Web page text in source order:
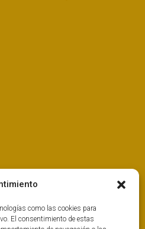
como las cookies para
El consentimiento de estas